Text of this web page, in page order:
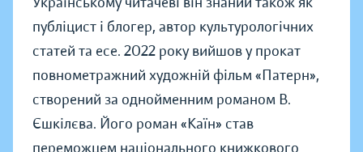
публіцист і блогер, автор культурологічних
статей та есе. 2022 року вийшов у прокат
повнометражний художній фільм «Патерн»,
створений за однойменним романом В.
Єшкілєва. Його роман «Каїн» став
переможцем національного книжкового